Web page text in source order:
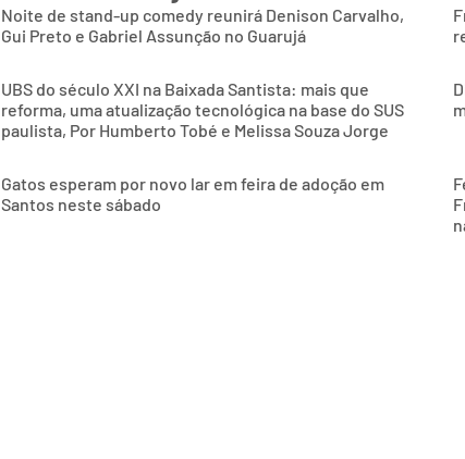
Noite de stand-up comedy reunirá Denison Carvalho,
Gui Preto e Gabriel Assunção no Guarujá
UBS do século XXI na Baixada Santista: mais que
reforma, uma atualização tecnológica na base do SUS
paulista, Por Humberto Tobé e Melissa Souza Jorge
Gatos esperam por novo lar em feira de adoção em
Santos neste sábado